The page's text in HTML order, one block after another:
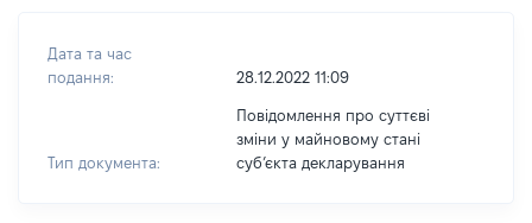
Дата та час
подання:
28.12.2022 11:09
Тип документа:
Повідомлення про суттєві
зміни у майновому стані
субʼєкта декларування